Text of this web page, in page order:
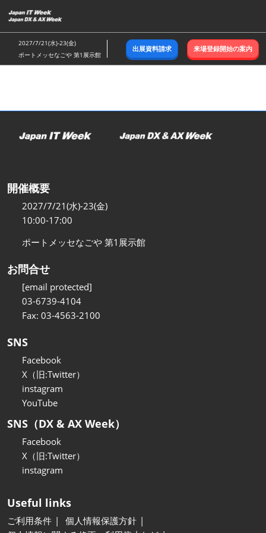
キ
ッ
し
む
2027/7/21(水)-23(金)
ポートメッセなごや 第1展示館
出展資料請求 来場登録開始の案内
開催概要
2027/7/21(水)-23(金)
10:00-17:00
ポートメッセなごや 第1展示館
お問合せ
[email protected]
03-6739-4104
Fax: 03-4563-2100
SNS
Facebook
X（旧:Twitter）
instagram
YouTube
SNS（DX & AX Week）
Facebook
X（旧:Twitter）
instagram
Useful links
ご利用条件
個人情報保護方針